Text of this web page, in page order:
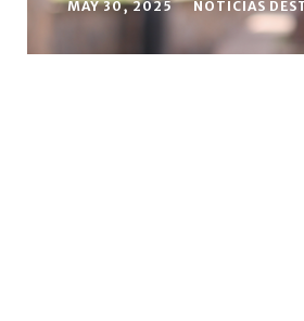
MAY 30, 2025 NOTICIAS